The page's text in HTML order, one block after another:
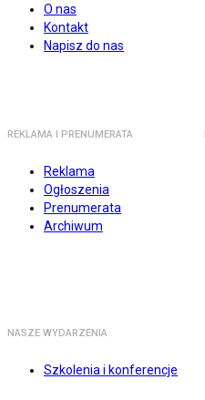
O nas
Kontakt
Napisz do nas
REKLAMA I PRENUMERATA
Reklama
Ogłoszenia
Prenumerata
Archiwum
NASZE WYDARZENIA
Szkolenia i konferencje